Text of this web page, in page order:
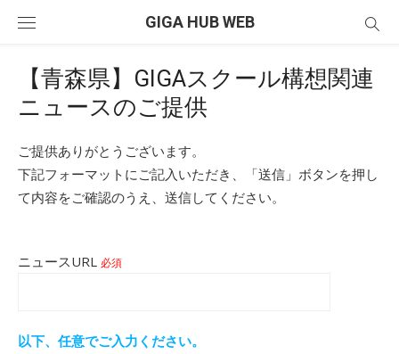
GIGA HUB WEB
【青森県】GIGAスクール構想関連
ニュースのご提供
ご提供ありがとうございます。
下記フォーマットにご記入いただき、「送信」ボタンを押し
て内容をご確認のうえ、送信してください。
ニュースURL 必須
以下、任意でご入力ください。